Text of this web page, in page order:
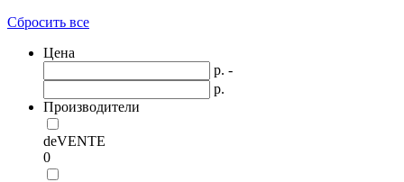
Сбросить все
Цена
р. -
р.
Производители
deVENTE
0